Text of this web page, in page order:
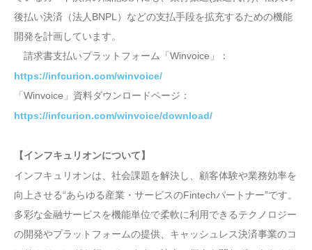
後払い決済（法人BNPL）などの支払手段を拡充するための機能
開発を計画しています。
請求書支払いプラットフォーム「Winvoice」：
https://infcurion.com/winvoice/
「Winvoice」資料ダウンロードページ：
https://infcurion.com/winvoice/download/
【インフキュリオンについて】
インフキュリオンは、社会課題を解決し、顧客体験や業務効率を
向上させる“あらゆる産業・サービスのFintechパートナー”です。
多彩な金融サービスを機能単位で柔軟に利用できるテクノロジー
の開発やプラットフォームの提供、キャッシュレス決済事業のコ